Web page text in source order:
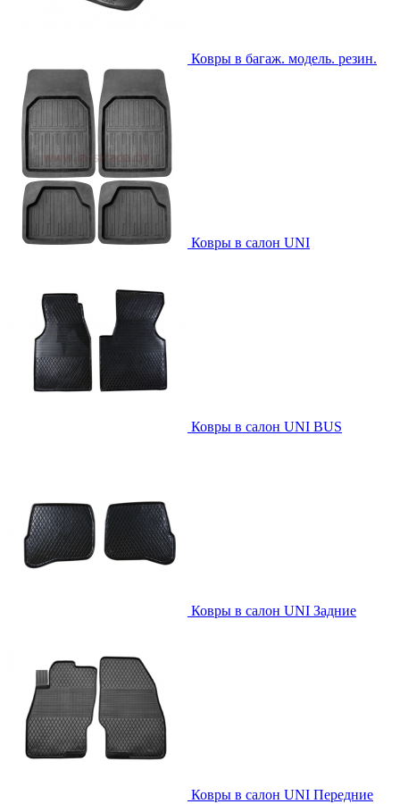
Ковры в багаж. модель. резин.
Ковры в салон UNI
Ковры в салон UNI BUS
Ковры в салон UNI Задние
Ковры в салон UNI Передние